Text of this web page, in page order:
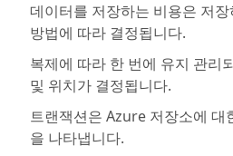
데이터를 저장하는 비용은 저
방법에 따라 결정됩니다.
복제에 따라 한 번에 유지 관리
및 위치가 결정됩니다.
트랜잭션은 Azure 저장소에 대
을 나타냅니다.